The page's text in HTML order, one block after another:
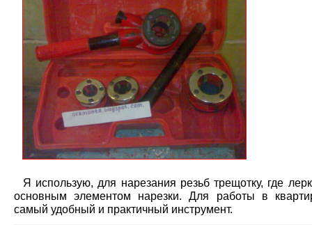
Я использую, для нарезания резьб трещотку, где
основным элементом нарезки. Для работы в
самый удобный и практичный инструмент.